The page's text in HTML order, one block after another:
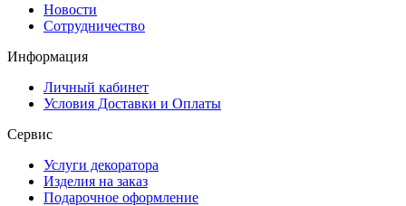
Новости
Сотрудничество
Информация
Личный кабинет
Условия Доставки и Оплаты
Сервис
Услуги декоратора
Изделия на заказ
Подарочное оформление